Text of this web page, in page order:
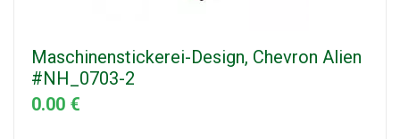
Maschinenstickerei-Design, Chevron Alien
#NH_0703-2
0.00 €